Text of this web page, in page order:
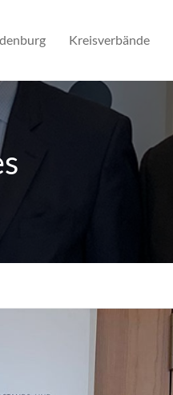
Kreisverbände